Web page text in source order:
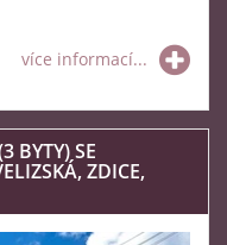
více informací...
BYTY) SE
ZDICE,